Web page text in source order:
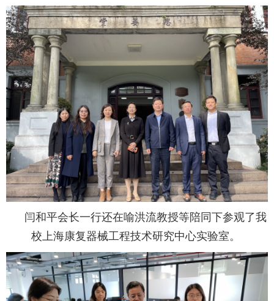
闫和平会长一行还在喻洪流教授等陪同下参观了我
校上海康复器械工程技术研究中心实验室。